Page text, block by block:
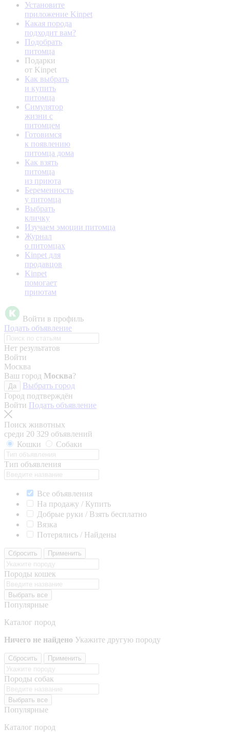
Установите
приложение Kinpet
Какая порода
подходит вам?
Подобрать
питомца
Подарки
от Kinpet
Как выбрать
и купить
питомца
Симулятор
жизни с
питомцем
Готовимся
к появлению
питомца дома
Как взять
питомца
из приюта
Беременность
у питомца
Выбрать
кличку
Изучаем эмоции питомца
Журнал
о питомцах
Kinpet для
продавцов
Kinpet
помогает
приютам
Войти в профиль
Подать объявление
Нет результатов
Войти
Москва
Ваш город Москва?
Да
Выбрать город
Город подтверждён
Войти Подать объявление
Поиск животных
среди 20 329 объявлений
Кошки
Собаки
Тип объявления
Все объявления
На продажу / Купить
Добрые руки / Взять бесплатно
Вязка
Потерялись / Найдены
Сбросить Применить
Породы кошек
Выбрать все
Популярные
Каталог пород
Ничего не найдено Укажите другую породу
Сбросить Применить
Породы собак
Выбрать все
Популярные
Каталог пород